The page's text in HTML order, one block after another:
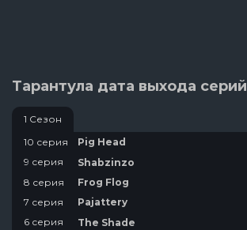
Тарантула дата выхода серий
1 Сезон
10 серия
Pig Head
9 серия
Shabzinzo
8 серия
Frog Flog
7 серия
Pajattery
6 серия
The Shade